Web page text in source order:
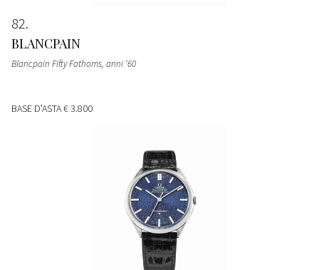
82
BLANCPAIN
Blancpain Fifty Fathoms, anni ‘60
BASE D'ASTA€ 3.800